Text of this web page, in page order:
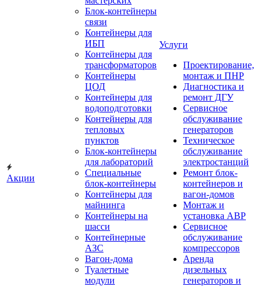
Акции
Блок-контейнеры
связи
Контейнеры для
ИБП
Контейнеры для
трансформаторов
Контейнеры
ЦОД
Контейнеры для
водоподготовки
Контейнеры для
тепловых
пунктов
Блок-контейнеры
для лабораторий
Специальные
блок-контейнеры
Контейнеры для
майнинга
Контейнеры на
шасси
Контейнерные
АЗС
Вагон-дома
Туалетные
модули
Услуги
Проектирование,
монтаж и ПНР
Диагностика и
ремонт ДГУ
Сервисное
обслуживание
генераторов
Техническое
обслуживание
электростанций
Ремонт блок-
контейнеров и
вагон-домов
Монтаж и
установка АВР
Сервисное
обслуживание
компрессоров
Аренда
дизельных
генераторов и